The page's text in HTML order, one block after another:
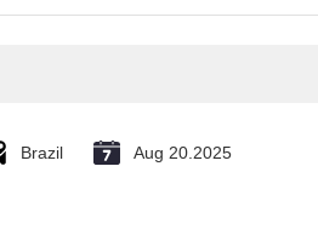
Brazil Aug 20.2025